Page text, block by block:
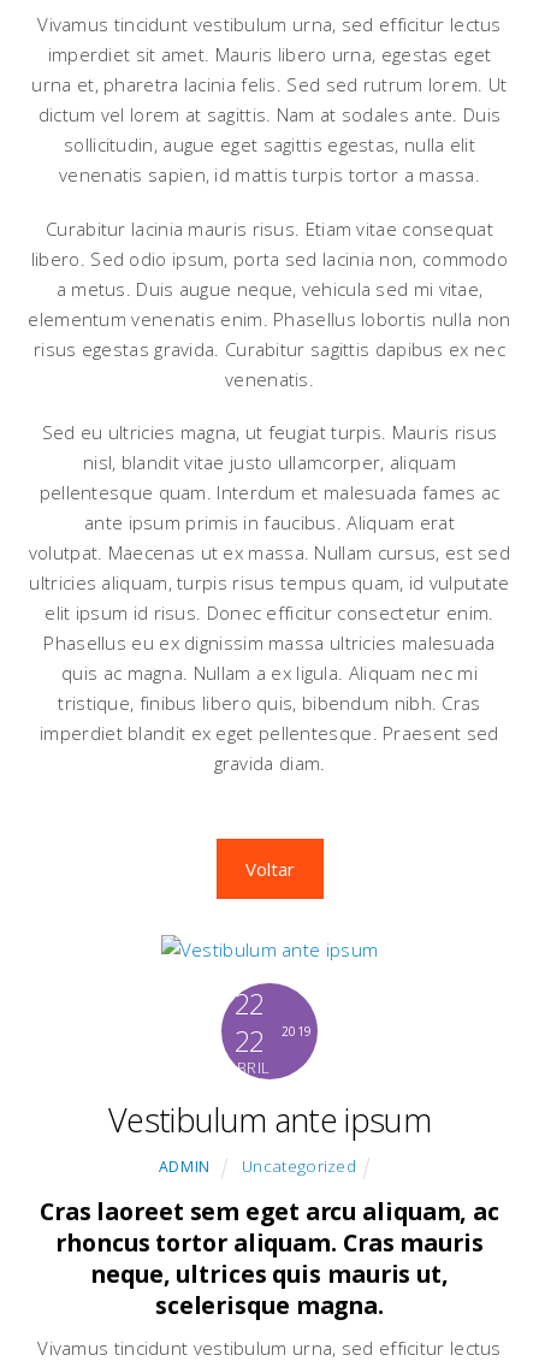
Vivamus tincidunt vestibulum urna, sed efficitur lectus
imperdiet sit amet. Mauris libero urna, egestas eget
urna et, pharetra lacinia felis. Sed sed rutrum lorem. Ut
dictum vel lorem at sagittis. Nam at sodales ante. Duis
sollicitudin, augue eget sagittis egestas, nulla elit
venenatis sapien, id mattis turpis tortor a massa.
Curabitur lacinia mauris risus. Etiam vitae consequat
libero. Sed odio ipsum, porta sed lacinia non, commodo
a metus. Duis augue neque, vehicula sed mi vitae,
elementum venenatis enim. Phasellus lobortis nulla non
risus egestas gravida. Curabitur sagittis dapibus ex nec
venenatis.
Sed eu ultricies magna, ut feugiat turpis. Mauris risus
nisl, blandit vitae justo ullamcorper, aliquam
pellentesque quam. Interdum et malesuada fames ac
ante ipsum primis in faucibus. Aliquam erat
volutpat. Maecenas ut ex massa. Nullam cursus, est sed
ultricies aliquam, turpis risus tempus quam, id vulputate
elit ipsum id risus. Donec efficitur consectetur enim.
Phasellus eu ex dignissim massa ultricies malesuada
quis ac magna. Nullam a ex ligula. Aliquam nec mi
tristique, finibus libero quis, bibendum nibh. Cras
imperdiet blandit ex eget pellentesque. Praesent sed
gravida diam.
Voltar
22
22
ABRIL
2019
Vestibulum ante ipsum
ADMIN Uncategorized
Cras laoreet sem eget arcu aliquam, ac
rhoncus tortor aliquam. Cras mauris
neque, ultrices quis mauris ut,
scelerisque magna.
Vivamus tincidunt vestibulum urna, sed efficitur lectus